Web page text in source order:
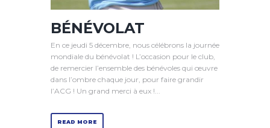
BÉNÉVOLAT
En ce jeudi 5 décembre, nous célébrons la journée
mondiale du bénévolat ! L’occasion pour le club,
de remercier l’ensemble des bénévoles qui œuvre
dans l’ombre chaque jour, pour faire grandir
l’ACG ! Un grand merci à eux !...
READ MORE